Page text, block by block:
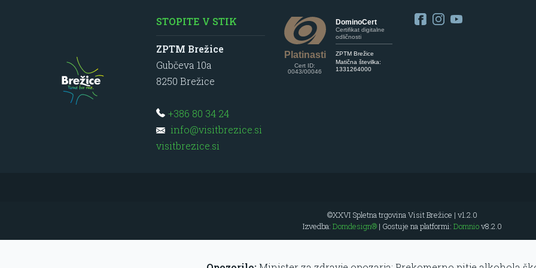
STOPITE V STIK
ZPTM Brežice
Gubčeva 10a
8250 Brežice
+386 80 34 24
info@visitbrezice.si
visitbrezice.si
Platinasti
Cert ID:
0043/00046
DominoCert
Certifikat digitalne
odličnosti
ZPTM Brežice
Matična številka:
1331264000
©XXVI Spletna trgovina Visit Brežice | v1.2.0
Izvedba: Domdesign®| Gostuje na platformi: Domniov8.2.0